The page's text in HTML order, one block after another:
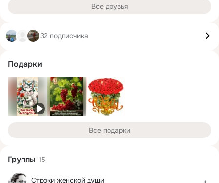
Все друзья
32 подписчика
Подарки
Все подарки
Группы 15
Строки женской души